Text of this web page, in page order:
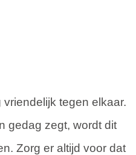
tegen elkaar.
gedag zegt, wordt dit
Zorg er altijd voor dat